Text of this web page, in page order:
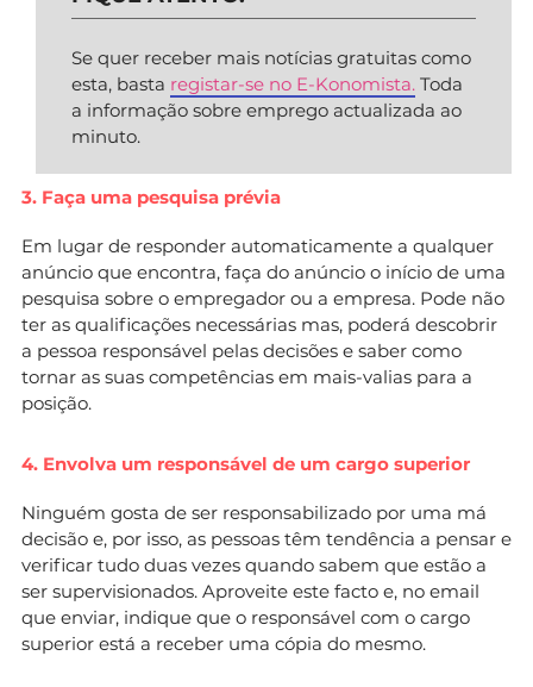
Se quer receber mais notícias gratuitas como
esta, basta registar-se no E-Konomista. Toda
a informação sobre emprego actualizada ao
minuto.
3. Faça uma pesquisa prévia
Em lugar de responder automaticamente a qualquer
anúncio que encontra, faça do anúncio o início de uma
pesquisa sobre o empregador ou a empresa. Pode não
ter as qualificações necessárias mas, poderá descobrir
a pessoa responsável pelas decisões e saber como
tornar as suas competências em mais-valias para a
posição.
4. Envolva um responsável de um cargo superior
Ninguém gosta de ser responsabilizado por uma má
decisão e, por isso, as pessoas têm tendência a pensar e
verificar tudo duas vezes quando sabem que estão a
ser supervisionados. Aproveite este facto e, no email
que enviar, indique que o responsável com o cargo
superior está a receber uma cópia do mesmo.